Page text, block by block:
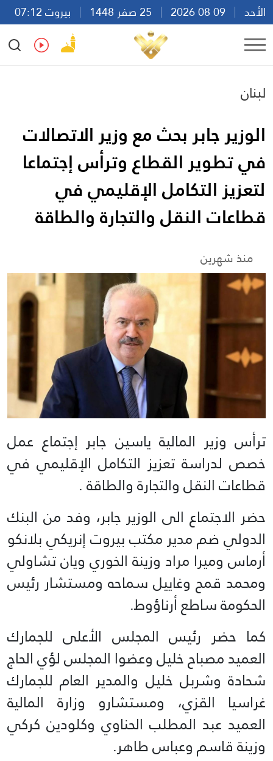
الأحد
بيروت 07:12
Ar
En Fr Es
لبنان
الوزير جابر بحث مع وزير الاتصالات
في تطوير القطاع وترأس إجتماعا
لتعزيز التكامل الإقليمي في
قطاعات النقل والتجارة والطاقة
منذ شهرين
ترأس وزير المالية ياسين جابر إجتماع عمل
خصص لدراسة تعزيز التكامل الإقليمي في
قطاعات النقل والتجارة والطاقة .
حضر الاجتماع الى الوزير جابر، وفد من البنك
الدولي ضم مدير مكتب بيروت إنريكي بلانكو
أرماس وميرا مراد وزينة الخوري ويان تشاولي
ومحمد قمح وغاييل سماحه ومستشار رئيس
الحكومة ساطع أرناؤوط.
كما حضر رئيس المجلس الأعلى للجمارك
العميد مصباح خليل وعضوا المجلس لؤي الحاج
شحادة وشربل خليل والمدير العام للجمارك
غراسيا القزي، ومستشارو وزارة المالية
العميد عبد المطلب الحناوي وكلودين كركي
وزينة قاسم وعباس طاهر.